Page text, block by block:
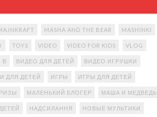
MASHA AND THE BEAR MASHINKI
TOYS VIDEO VIDEO FOR KIDS VLOG
В ВИДЕО ДЛЯ ДЕТЕЙ ВИДЕО ИГРУШКИ
ДЛЯ ДЕТЕЙ ИГРЫ ИГРЫ ДЛЯ ДЕТЕЙ
МАЛЕНЬКИЙ БЛОГЕР МАША И МЕДВЕДЬ
НАДСИЛАННЯ НОВЫЕ МУЛЬТИКИ